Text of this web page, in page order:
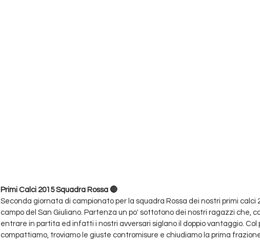
Primi Calci 2015 Squadra Rossa 🔴
Seconda giornata di campionato per la squadra Rossa dei nostri primi calci
campo del San Giuliano. Partenza un po' sottotono dei nostri ragazzi che,
entrare in partita ed infatti i nostri avversari siglano il doppio vantaggio. Col
compattiamo, troviamo le giuste contromisure e chiudiamo la prima